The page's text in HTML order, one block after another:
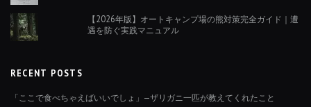
【2026年版】オートキャンプ場の熊対策完全ガイド｜遭
遇を防ぐ実践マニュアル
RECENT POSTS
「ここで食べちゃえばいいでしょ」—ザリガニ一匹が教えてくれたこと